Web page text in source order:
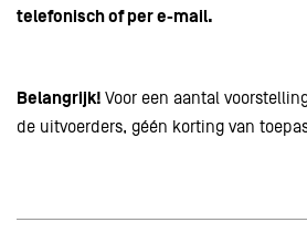
telefonisch of per e-mail.
Belangrijk! Voor een aantal
de uitvoerders, géén korting van